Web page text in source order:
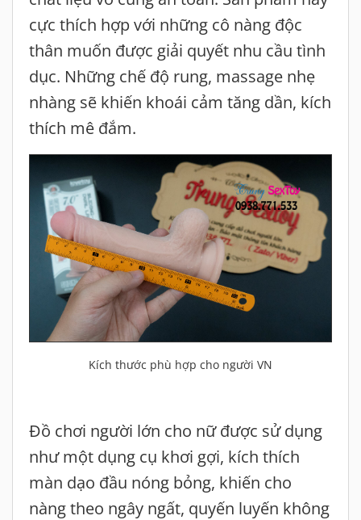
cực thích hợp với những cô nàng độc
thân muốn được giải quyết nhu cầu tình
dục. Những chế độ rung, massage nhẹ
nhàng sẽ khiến khoái cảm tăng dần, kích
thích mê đắm.
Kích thước phù hợp cho người VN
Đồ chơi người lớn cho nữ được sử dụng
như một dụng cụ khơi gợi, kích thích
màn dạo đầu nóng bỏng, khiến cho
nàng theo ngây ngất, quyến luyến không